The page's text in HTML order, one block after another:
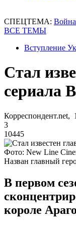
СПЕЦТЕМА:
ВСЕ ТЕМЫ
Вступление
Стал
сериала
Корреспондент.net,
3
10445
Фото: New Line
Назван главный
В первом
короле